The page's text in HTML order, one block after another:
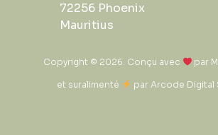
72256 Phoenix
Mauritius
Copyright © 2026. Conçu avec par
et suralimenté par Arcode Digital